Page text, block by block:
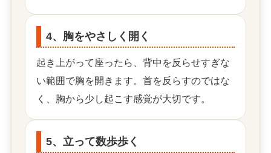
4、胸をやさしく開く
起き上がって座ったら、背中を反らせすぎな
い範囲で胸を開きます。首を反らすのではな
く、胸から少し起こす感覚が大切です。
5、立って数歩歩く